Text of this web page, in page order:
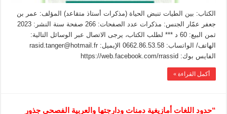
الكتاب: بين الطيات تنبض الحياة (مذكرات أستاذ متقاعد) المؤلف: عمر بن
جعفر عمّار الجنس: مذكرات عدد الصفحات: 266 صفحة سنة النشر: 2023
ثمن البيع: 60 د *** لطلب الكتاب، يرجى الاتصال عبر الوسائل التالية:
الهاتف/ الواتساب: 0662.86.53.58 الإيميل: rasid.tanger@hotmail.fr
الفايس بوك: https://web.facebook.com/rrassid
أكمل القراءة »
“حدود اللغات أمازيغية دمنات ودارجتها والعربية الفصحى جذور